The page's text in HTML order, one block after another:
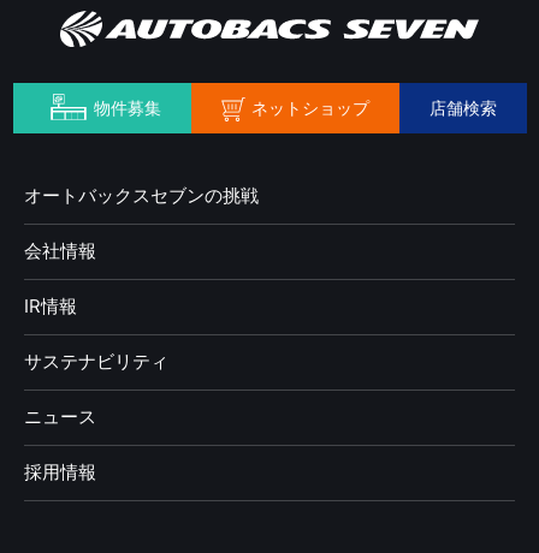
物件募集 ネットショップ 店舗検索
オートバックスセブンの挑戦
会社情報
IR情報
サステナビリティ
ニュース
採用情報